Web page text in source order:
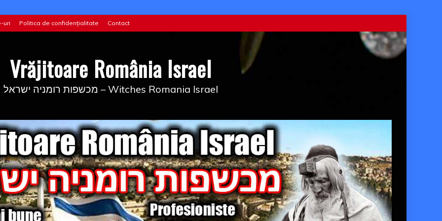
uri Politica de confidențialitate Contact
Vrăjitoare România Israel
מכשפות רומניה ישראל – Witches Romania Israel